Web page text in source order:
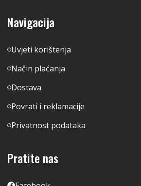
Navigacija
Uvjeti korištenja
Način plaćanja
Dostava
Povrati i reklamacije
Privatnost podataka
Pratite nas